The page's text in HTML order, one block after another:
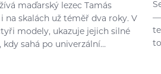
maďarský lezec Tamás
na skalách už téměř dva roky. V
modely, ukazuje jejich silné
kdy sahá po univerzální…
—